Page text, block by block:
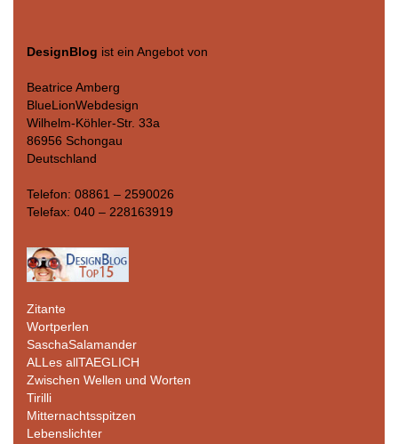
DesignBlog ist ein Angebot von
Beatrice Amberg
BlueLionWebdesign
Wilhelm-Köhler-Str. 33a
86956 Schongau
Deutschland
Telefon: 08861 – 2590026
Telefax: 040 – 228163919
Zitante
Wortperlen
SaschaSalamander
ALLes allTAEGLICH
Zwischen Wellen und Worten
Tirilli
Mitternachtsspitzen
Lebenslichter